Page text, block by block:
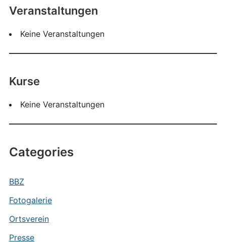
Veranstaltungen
Keine Veranstaltungen
Kurse
Keine Veranstaltungen
Categories
BBZ
Fotogalerie
Ortsverein
Presse